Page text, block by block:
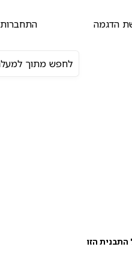
הדגמה התחברות
התבנית הזו